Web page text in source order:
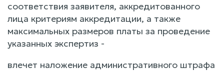
соответствия заявителя, аккредитованного
лица критериям аккредитации, а также
максимальных размеров платы за проведение
указанных экспертиз -
влечет наложение административного штрафа